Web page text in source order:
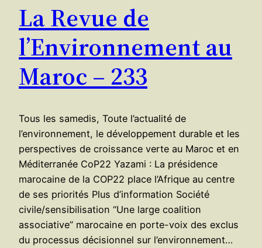
La Revue de
l’Environnement au
Maroc – 233
Tous les samedis, Toute l’actualité de
l’environnement, le développement durable et les
perspectives de croissance verte au Maroc et en
Méditerranée CoP22 Yazami : La présidence
marocaine de la COP22 place l’Afrique au centre
de ses priorités Plus d’information Société
civile/sensibilisation “Une large coalition
associative” marocaine en porte-voix des exclus
du processus décisionnel sur l’environnement…